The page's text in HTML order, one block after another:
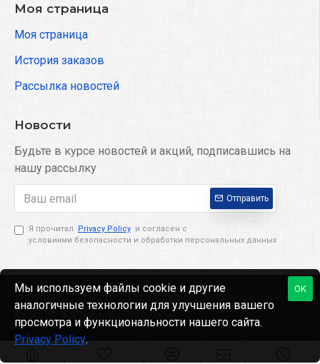
Моя страница
Моя страница
История заказов
Рассылка новостей
Новости
Будьте в курсе новостей и акций, подписавшись на
нашу рассылку
Отправить
Я прочитал Privacy Policy и согласен с
условиями безопасности и обработки персональных данных
stroymarket.zp.ua © 2022 Профессиональный ремонт
квартир и домов в Запорожье
OK
Мы используем файлы cookie и другие
аналогичные технологии для улучшения вашего
просмотра и функциональности нашего сайта.
Privacy Policy.